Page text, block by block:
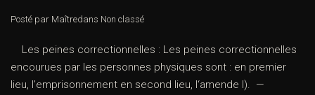
Posté par Maîtredans Non classé
Les peines correctionnelles : Les peines correctionnelles
encourues par les personnes physiques sont : en premier
lieu, l’emprisonnement en second lieu, l‘amende I). —